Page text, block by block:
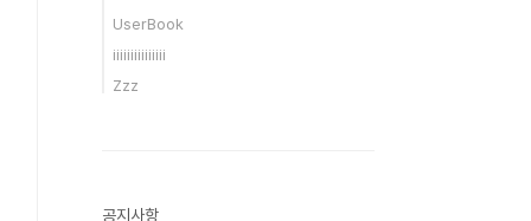
UserBook
iiiiiiiiiiiiiii
Zzz
공지사항